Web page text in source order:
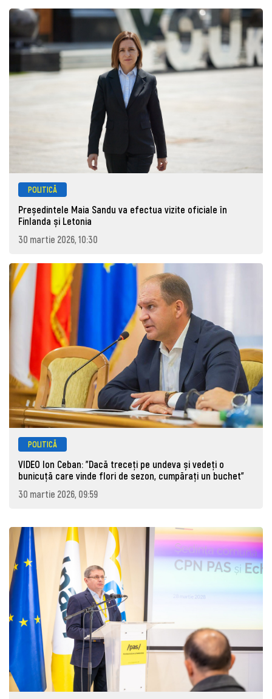
POLITICĂ
Președintele Maia Sandu va efectua vizite oficiale în
Finlanda și Letonia
30 martie 2026, 10:30
POLITICĂ
VIDEO Ion Ceban: "Dacă treceți pe undeva și vedeți o
bunicuță care vinde flori de sezon, cumpărați un buchet"
30 martie 2026, 09:59